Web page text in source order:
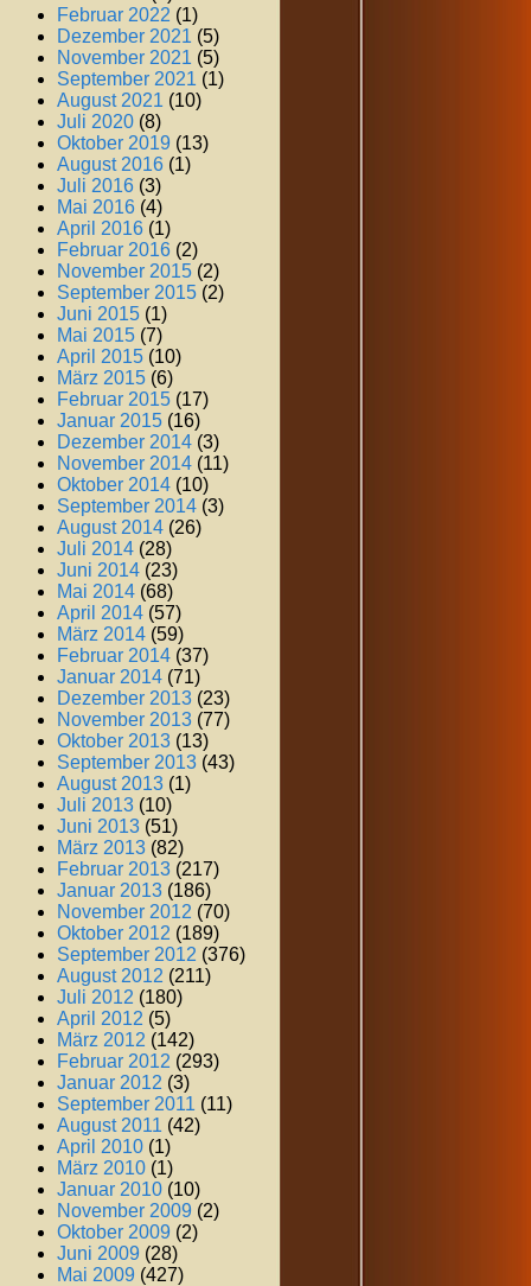
Februar 2022 (1)
Dezember 2021 (5)
November 2021 (5)
September 2021 (1)
August 2021 (10)
Juli 2020 (8)
Oktober 2019 (13)
August 2016 (1)
Juli 2016 (3)
Mai 2016 (4)
April 2016 (1)
Februar 2016 (2)
November 2015 (2)
September 2015 (2)
Juni 2015 (1)
Mai 2015 (7)
April 2015 (10)
März 2015 (6)
Februar 2015 (17)
Januar 2015 (16)
Dezember 2014 (3)
November 2014 (11)
Oktober 2014 (10)
September 2014 (3)
August 2014 (26)
Juli 2014 (28)
Juni 2014 (23)
Mai 2014 (68)
April 2014 (57)
März 2014 (59)
Februar 2014 (37)
Januar 2014 (71)
Dezember 2013 (23)
November 2013 (77)
Oktober 2013 (13)
September 2013 (43)
August 2013 (1)
Juli 2013 (10)
Juni 2013 (51)
März 2013 (82)
Februar 2013 (217)
Januar 2013 (186)
November 2012 (70)
Oktober 2012 (189)
September 2012 (376)
August 2012 (211)
Juli 2012 (180)
April 2012 (5)
März 2012 (142)
Februar 2012 (293)
Januar 2012 (3)
September 2011 (11)
August 2011 (42)
April 2010 (1)
März 2010 (1)
Januar 2010 (10)
November 2009 (2)
Oktober 2009 (2)
Juni 2009 (28)
Mai 2009 (427)